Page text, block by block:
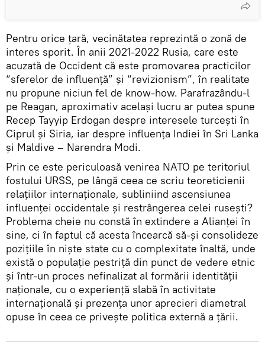
Pentru orice țară, vecinătatea reprezintă o zonă de
interes sporit. În anii 2021-2022 Rusia, care este
acuzată de Occident că este promovarea practicilor
“sferelor de influență” și “revizionism”, în realitate
nu propune niciun fel de know-how. Parafrazându-l
pe Reagan, aproximativ același lucru ar putea spune
Recep Tayyip Erdogan despre interesele turcești în
Ciprul și Siria, iar despre influența Indiei în Sri Lanka
și Maldive – Narendra Modi.
Prin ce este periculoasă venirea NATO pe teritoriul
fostului URSS, pe lângă ceea ce scriu teoreticienii
relațiilor internaționale, subliniind ascensiunea
influenței occidentale și restrângerea celei rusești?
Problema cheie nu constă în extindere a Alianței în
sine, ci în faptul că acesta încearcă să-și consolideze
pozițiile în niște state cu o complexitate înaltă, unde
există o populație pestriță din punct de vedere etnic
și într-un proces nefinalizat al formării identității
naționale, cu o experiență slabă în activitate
internațională și prezența unor aprecieri diametral
opuse în ceea ce privește politica externă a țării.